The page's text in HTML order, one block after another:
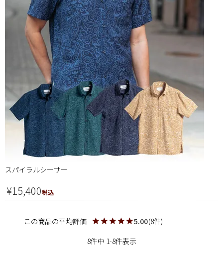
スパイラルシーサー
¥15,400税込
5.00 8
8件中 1-8件表示